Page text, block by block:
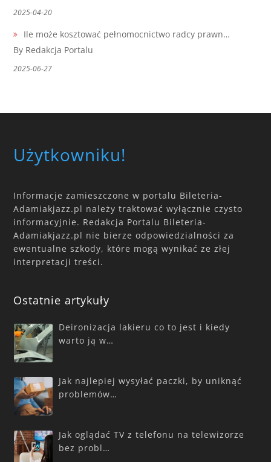
2025-04-20
Ile może kosztować pełnomocnictwo radcy prawn…
By Redakcja Portalu
2025-06-27
Użytkowniku!
Informacje zamieszczone w portalu Bileteria-
Adamiakjazz.pl należy traktować wyłącznie czysto
informacyjnie. Redakcja Portalu Bileteria-
Adamiakjazz.pl nie bierze odpowiedzialności za
ewentualne szkody, które mogą wynikać ze złej
interpretacji treści.
Ostatnie artykuły
Deironizacja lakieru co to jest i kiedy
warto ją w…
Jak najlepiej wysyłać paczki, by uniknąć
problemów…
Jak oglądać TV z telefonu na telewizorze
bez probl…